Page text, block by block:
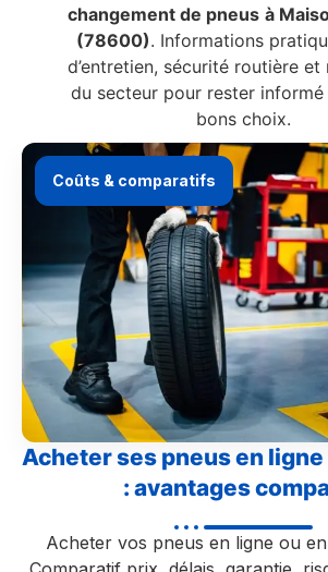
changement de pneus à
(78600). Informations
d’entretien, sécurité routière et
du secteur pour rester
bons choix.
Coûts & comparatifs
Acheter ses pneus en
: avantages
Acheter vos pneus en ligne ou